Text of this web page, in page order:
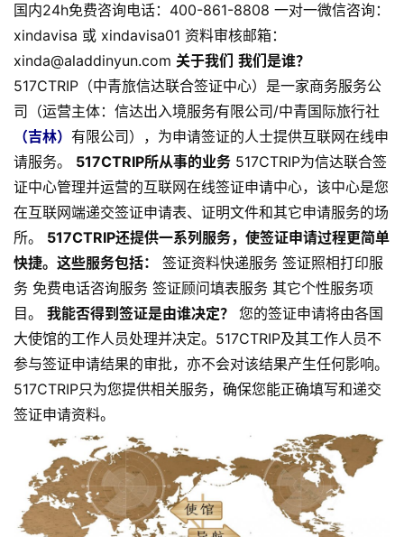
国内24h免费咨询电话：400-861-8808 一对一微信咨询：
xindavisa 或 xindavisa01 资料审核邮箱：
xinda@aladdinyun.com 关于我们 我们是谁？
517CTRIP（中青旅信达联合签证中心）是一家商务服务公
司（运营主体：信达出入境服务有限公司/中青国际旅行社
（吉林） 有限公司），为申请签证的人士提供互联网在线申
请服务。 517CTRIP所从事的业务 517CTRIP为信达联合签
证中心管理并运营的互联网在线签证申请中心，该中心是您
在互联网端递交签证申请表、证明文件和其它申请服务的场
所。 517CTRIP还提供一系列服务，使签证申请过程更简单
快捷。这些服务包括：
签证资料快递服务 签证照相打印服
务 免费电话咨询服务 签证顾问填表服务 其它个性服务项
目。 我能否得到签证是由谁决定？
您的签证申请将由各国
大使馆的工作人员处理并决定。517CTRIP及其工作人员不
参与签证申请结果的审批，亦不会对该结果产生任何影响。
517CTRIP只为您提供相关服务，确保您能正确填写和递交
签证申请资料。